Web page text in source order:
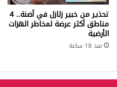
تحذير من خبير زلازل في أضنة.. 4
مناطق أكثر عرضة لمخاطر الهزات
الأرضية
منذ 18 ساعة